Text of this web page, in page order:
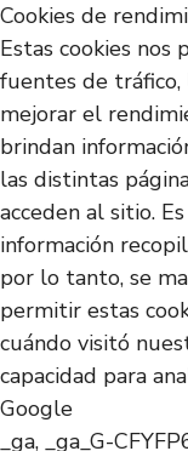
Cookies de
Estas cookies nos
fuentes de
mejorar el
brindan
las distintas
acceden al sitio.
información
por lo tanto, se
permitir estas
cuándo visitó
capacidad para
Google
_ga, _ga_G-